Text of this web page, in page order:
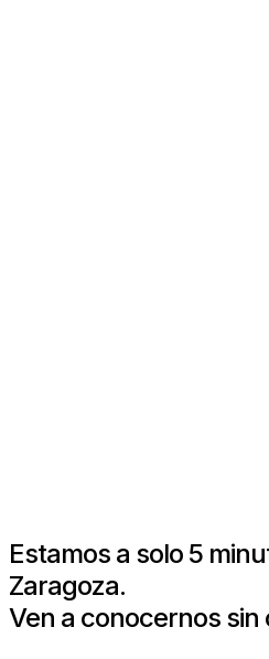
Estamos a solo 5
Zaragoza.
Ven a conocernos sin